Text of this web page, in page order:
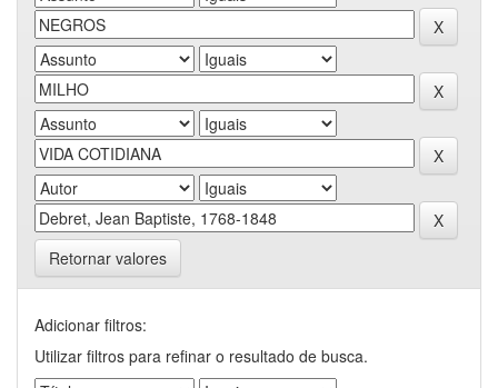
Retornar valores
Adicionar filtros:
Utilizar filtros para refinar o resultado de busca.